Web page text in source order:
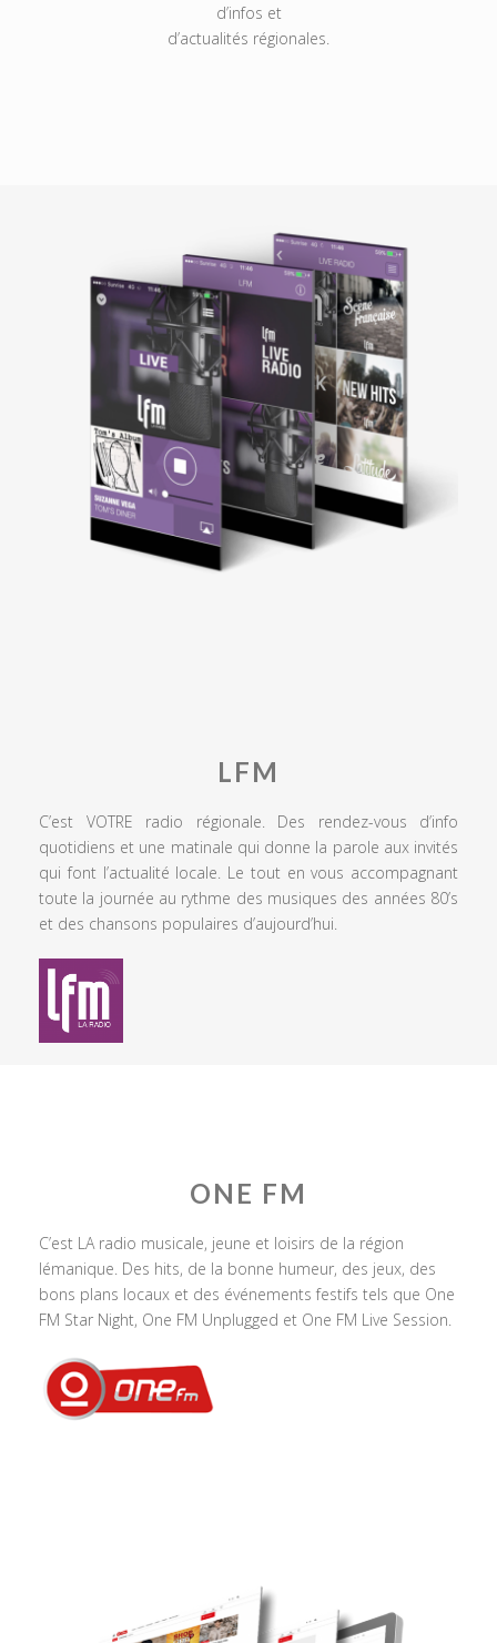
d’infos et
d’actualités régionales.
LFM
C’est VOTRE radio régionale. Des rendez-vous d’info
quotidiens et une matinale qui donne la parole aux invités
qui font l’actualité locale. Le tout en vous accompagnant
toute la journée au rythme des musiques des années 80’s
et des chansons populaires d’aujourd’hui.
ONE FM
C’est LA radio musicale, jeune et loisirs de la région
lémanique. Des hits, de la bonne humeur, des jeux, des
bons plans locaux et des événements festifs tels que One
FM Star Night, One FM Unplugged et One FM Live Session.